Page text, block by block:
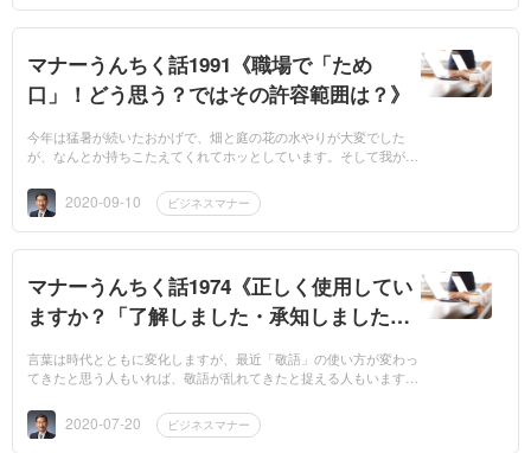
マナーうんちく話1991《職場で「ため
口」！どう思う？ではその許容範囲は？》
今年は猛暑が続いたおかげで、畑と庭の花の水やりが大変でした
が、なんとか持ちこたえてくれてホッとしています。そして我が家
句）」の夜、菊酒を...
2020-09-10 ビジネスマナー
マナーうんちく話1974《正しく使用してい
ますか？「了解しました・承知しました・
言葉は時代とともに変化しますが、最近「敬語」の使い方が変わっ
てきたと思う人もいれば、敬語が乱れてきたと捉える人もいます。
ライベート...2020-07-20 ビジネスマナー